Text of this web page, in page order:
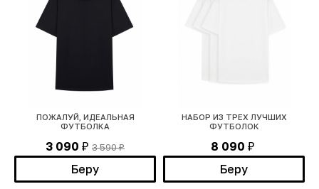
ПОЖАЛУЙ, ИДЕАЛЬНАЯ
ФУТБОЛКА
3 090 ₽ 3 590₽
Беру
НАБОР ИЗ ТРЕХ ЛУЧШИХ
ФУТБОЛОК
8 090 ₽
Беру